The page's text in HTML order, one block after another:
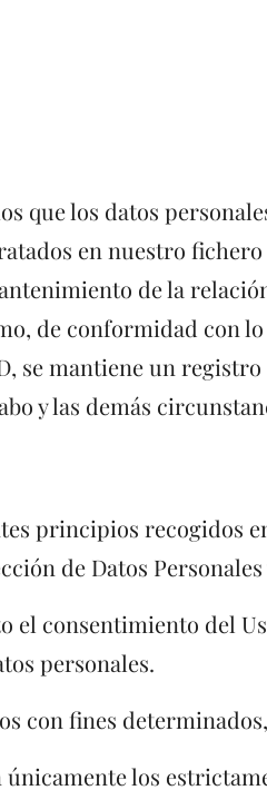
que los datos
en nuestro
de la
de conformidad con lo
se mantiene un
y las demás
principios recogidos
de Datos
el consentimiento del
personales.
con fines
los